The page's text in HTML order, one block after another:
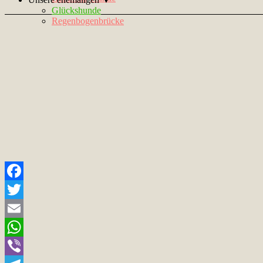
Glückshunde
Regenbogenbrücke
Facebook
Twitter
Email
WhatsApp